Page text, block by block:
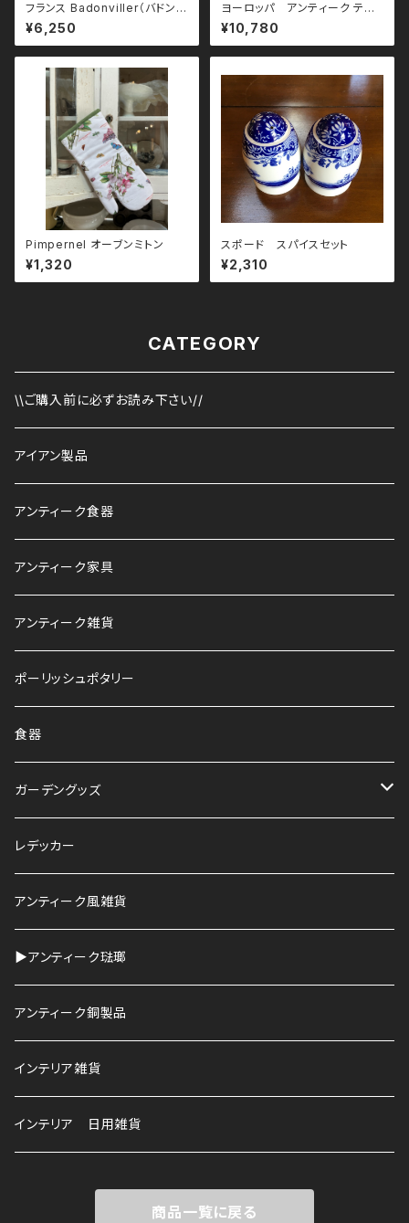
フランス Badonviller（バドンヴ
ィレー）ROBINSON（ロビンソ
ン）プレート 23cm
¥6,250
ヨーロッパ アンティーク ティ
ーポット
¥10,780
Pimpernel オーブンミトン
¥1,320
スポード スパイスセット
¥2,310
CATEGORY
\\ご購入前に必ずお読み下さい//
アイアン製品
アンティーク食器
アンティーク家具
アンティーク雑貨
ポーリッシュポタリー
食器
ガーデングッズ
鉢
HAWS
レデッカー
アンティーク風雑貨
▶︎アンティーク琺瑯
アンティーク銅製品
インテリア雑貨
インテリア 日用雑貨
商品一覧に戻る